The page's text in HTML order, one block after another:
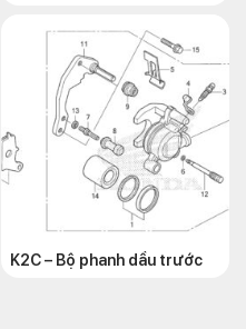
K2C – Bộ phanh dầu trước